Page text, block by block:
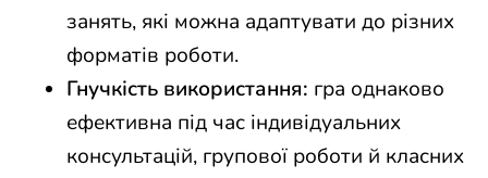
занять, які можна адаптувати до різних
форматів роботи.
Гнучкість використання: гра однаково
ефективна під час індивідуальних
консультацій, групової роботи й класних